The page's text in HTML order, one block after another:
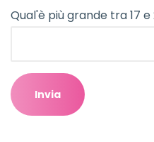
Qual'è più grande tra 17 e